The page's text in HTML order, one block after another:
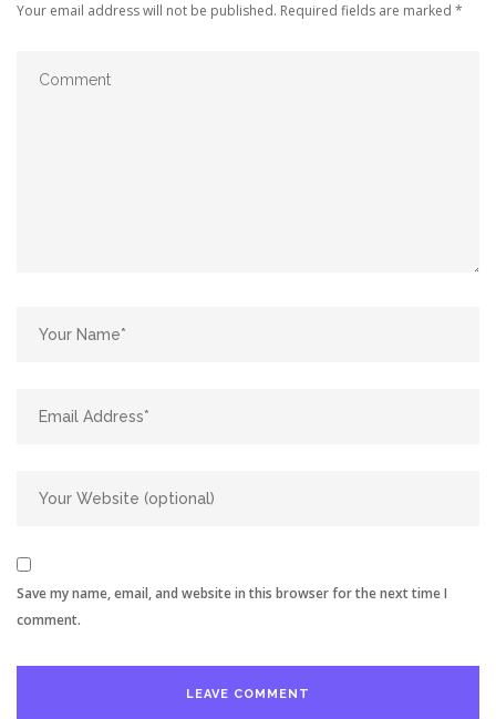
Your email address will not be published. Required fields are marked *
Save my name, email, and website in this browser for the next time I
comment.